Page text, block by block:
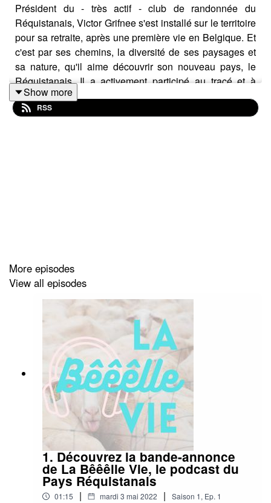
Président du - très actif - club de randonnée du
Réquistanais, Victor Grifnee s'est installé sur le territoire
pour sa retraite, après une première vie en Belgique. Et
c'est par ses chemins, la diversité de ses paysages et
sa nature, qu'il aime découvrir son nouveau pays, le
Réquistanais. Il a activement participé au tracé et à
l'ouverture du nouveau GR de randonnée qui traverse le
Sud-Aveyron le long du Tarn et nous en parle au micro
Show more
RSS
More episodes
View all episodes
1. Découvrez la bande-annonce
de La Bêêêlle Vie, le podcast du
Pays Réquistanais
01:15 | mardi 3 mai 2022 | Saison 1, Ep. 1